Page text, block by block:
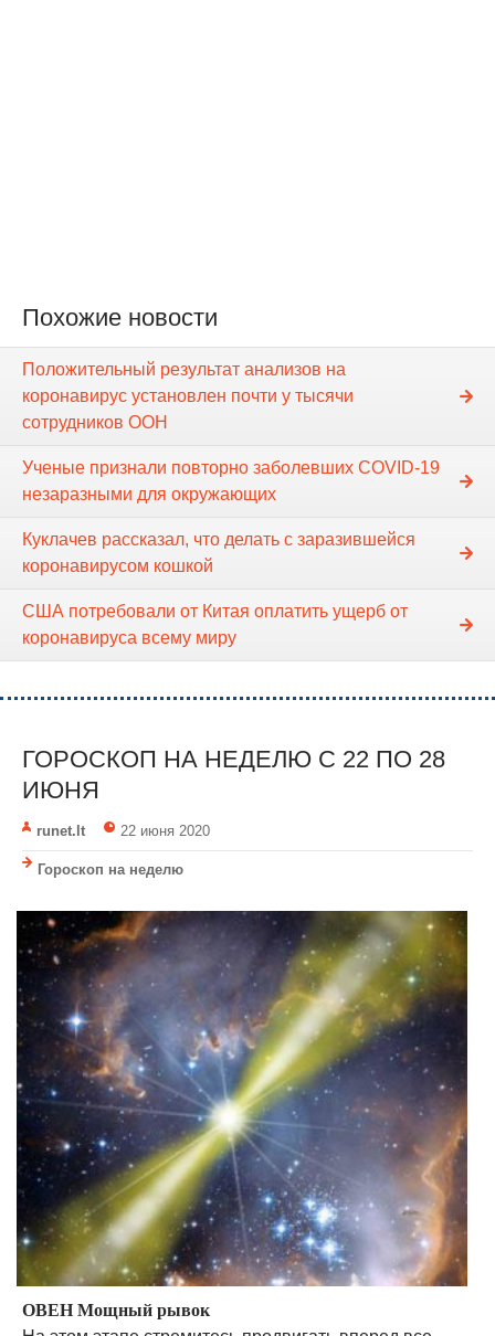
Похожие новости
Положительный результат анализов на
коронавирус установлен почти у тысячи
сотрудников ООН
Ученые признали повторно заболевших COVID-19
незаразными для окружающих
Куклачев рассказал, что делать с заразившейся
коронавирусом кошкой
США потребовали от Китая оплатить ущерб от
коронавируса всему миру
ГОРОСКОП НА НЕДЕЛЮ C 22 ПО 28
ИЮНЯ
runet.lt 22 июня 2020
Гороскоп на неделю
ОВЕН Мощный рывок